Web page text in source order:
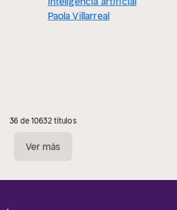
Paola Villarreal
36 de 10632 títulos
Ver más